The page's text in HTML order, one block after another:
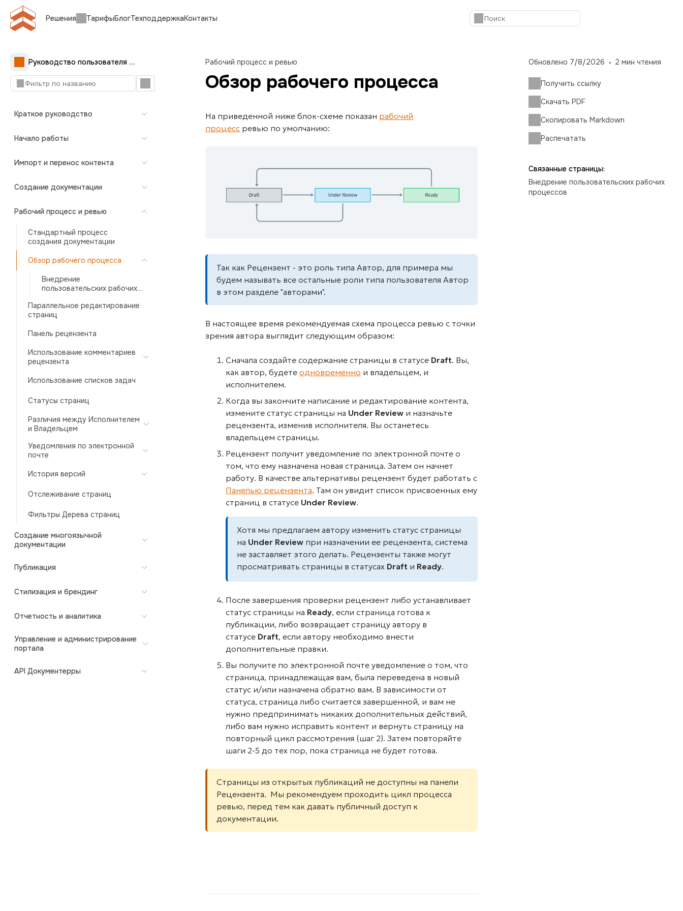
Решения ТарифыБлогТехподдержкаКонтакты
Руководство пользователя Документерры
Краткое руководство
Начало работы
Импорт и перенос контента
Создание документации
Рабочий процесс и ревью
Стандартный процесс
создания документации
Обзор рабочего процесса
Внедрение
пользовательских рабочих
Параллельное редактирование
страниц
Панель рецензента
Использование комментариев
рецензента
Использование списков задач
Статусы страниц
Различия между Исполнителем
и Владельцем
Уведомления по электронной
почте
История версий
Отслеживание страниц
Фильтры Дерева страниц
Создание многоязычной
документации
Публикация
Стилизация и брендинг
Отчетность и аналитика
Управление и администрирование
портала
API Документерры
Рабочий процесс и ревью
Обзор рабочего процесса
На приведенной ниже блок-схеме показан рабочий
процесс ревью по умолчанию:
Так как Рецензент - это роль типа Автор, для примера мы
будем называть все остальные роли типа пользователя Автор
в этом разделе "авторами".
В настоящее время рекомендуемая схема процесса ревью с точки
зрения автора выглядит следующим образом:
Сначала создайте содержание страницы в статусе Draft. Вы,
как автор, будете одновременно и владельцем, и
исполнителем.
Когда вы закончите написание и редактирование контента,
измените статус страницы на Under Review и назначьте
рецензента, изменив исполнителя. Вы останетесь
владельцем страницы.
Рецензент получит уведомление по электронной почте о
том, что ему назначена новая страница. Затем он начнет
работу. В качестве альтернативы рецензент будет работать с
Панелью рецензента. Там он увидит список присвоенных ему
страниц в статусе Under Review.
Хотя мы предлагаем автору изменить статус страницы
на Under Review при назначении ее рецензента, система
не заставляет этого делать. Рецензенты также могут
просматривать страницы в статусах Draft и Ready.
После завершения проверки рецензент либо устанавливает
статус страницы на Ready, если страница готова к
публикации, либо возвращает страницу автору в
статусе Draft, если автору необходимо внести
дополнительные правки.
Вы получите по электронной почте уведомление о том, что
страница, принадлежащая вам, была переведена в новый
статус и/или назначена обратно вам. В зависимости от
статуса, страница либо считается завершенной, и вам не
нужно предпринимать никаких дополнительных действий,
либо вам нужно исправить контент и вернуть страницу на
повторный цикл рассмотрения (шаг 2). Затем повторяйте
шаги 2-5 до тех пор, пока страница не будет готова.
Страницы из открытых публикаций не доступны на панели
Рецензента. Мы рекомендуем проходить цикл процесса
ревью, перед тем как давать публичный доступ к
документации.
Обновлено 7/8/2026 2 мин чтения
Получить ссылку
Скачать PDF
Скопировать Markdown
Распечатать
Связанные страницы:
Внедрение пользовательских рабочих
процессов